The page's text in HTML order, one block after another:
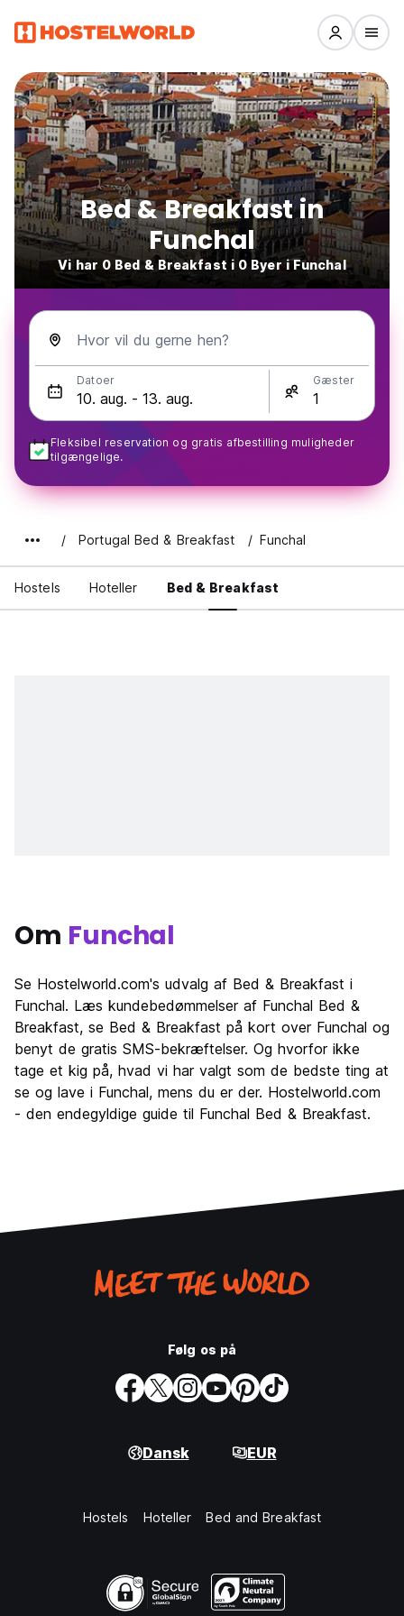
Bed & Breakfast in
Funchal
Vi har 0 Bed & Breakfast i 0 Byer i Funchal
Hvor vil du gerne hen?
Datoer Gæster
Fleksibel reservation og gratis afbestilling muligheder
tilgængelige.
Portugal Bed & Breakfast Funchal
Hostels Hoteller Bed & Breakfast
Om Funchal
Se Hostelworld.com's udvalg af Bed & Breakfast i
Funchal. Læs kundebedømmelser af Funchal Bed &
Breakfast, se Bed & Breakfast på kort over Funchal og
benyt de gratis SMS-bekræftelser. Og hvorfor ikke
tage et kig på, hvad vi har valgt som de bedste ting at
se og lave i Funchal, mens du er der. Hostelworld.com
- den endegyldige guide til Funchal Bed & Breakfast.
Følg os på
Dansk EUR
Hostels Hoteller Bed and Breakfast